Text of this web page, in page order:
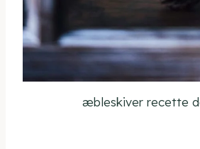
æbleskiver recette